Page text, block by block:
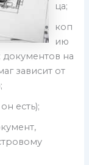
ца;
коп
ию
на
зависит от
есть);